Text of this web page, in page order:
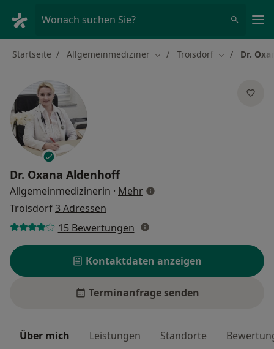
Wonach suchen Sie?
Startseite Allgemeinmediziner Stadt ändern
Troisdorf Stadt ändern
Dr.
Dr. Oxana Aldenhoff
Allgemeinmedizinerin · Mehrüber Spezialisierungen
Troisdorf3 Adressen
15 Bewertungen
Kontaktdaten anzeigen
Terminanfrage senden
Über mich Leistungen Standorte